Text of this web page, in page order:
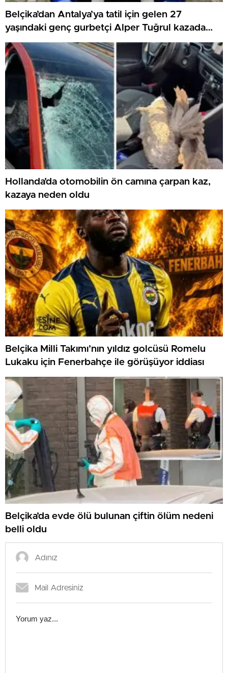
Belçika’dan Antalya’ya tatil için gelen 27
yaşındaki genç gurbetçi Alper Tuğrul kazada
hayatını kaybetti
Hollanda’da otomobilin ön camına çarpan kaz,
kazaya neden oldu
Belçika Milli Takımı’nın yıldız golcüsü Romelu
Lukaku için Fenerbahçe ile görüşüyor iddiası
Belçika’da evde ölü bulunan çiftin ölüm nedeni
belli oldu